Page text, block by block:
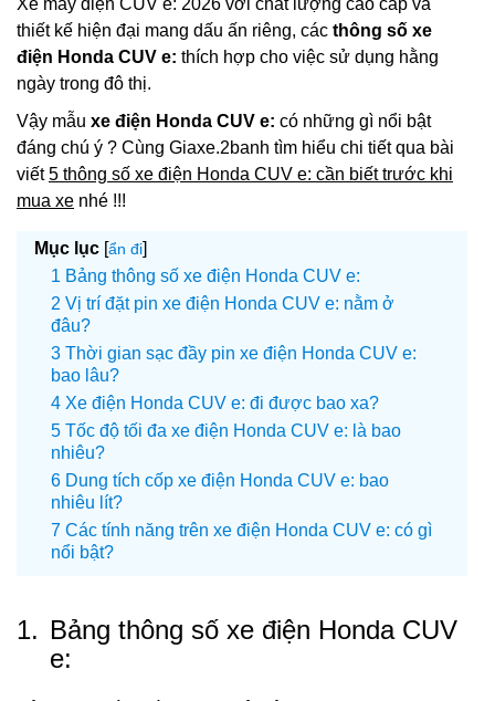
Xe máy điện CUV e: 2026 với chất lượng cao cấp và
thiết kế hiện đại mang dấu ấn riêng, các thông số xe
điện Honda CUV e: thích hợp cho việc sử dụng hằng
ngày trong đô thị.
Vậy mẫu xe điện Honda CUV e: có những gì nổi bật
đáng chú ý ? Cùng Giaxe.2banh tìm hiểu chi tiết qua bài
viết5 thông số xe điện Honda CUV e: cần biết trước khi
mua xe nhé !!!
Mục lục [ẩn đi]
Bảng thông số xe điện Honda CUV e:
Vị trí đặt pin xe điện Honda CUV e: nằm ở
đâu?
Thời gian sạc đầy pin xe điện Honda CUV e:
bao lâu?
Xe điện Honda CUV e: đi được bao xa?
Tốc độ tối đa xe điện Honda CUV e: là bao
nhiêu?
Dung tích cốp xe điện Honda CUV e: bao
nhiêu lít?
Các tính năng trên xe điện Honda CUV e: có gì
nổi bật?
1. Bảng thông số xe điện Honda CUV
e: